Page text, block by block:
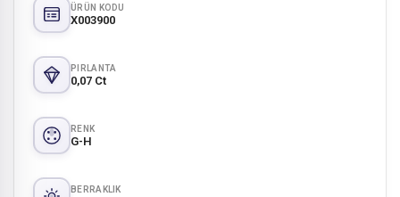
ÜRÜN KODU
X003900
PIRLANTA
0,07 Ct
RENK
G-H
BERRAKLIK